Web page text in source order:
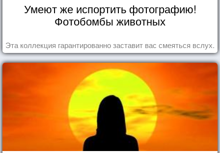
Умеют же испортить фотографию!
Фотобомбы животных
Эта коллекция гарантированно заставит вас смеяться вслух.